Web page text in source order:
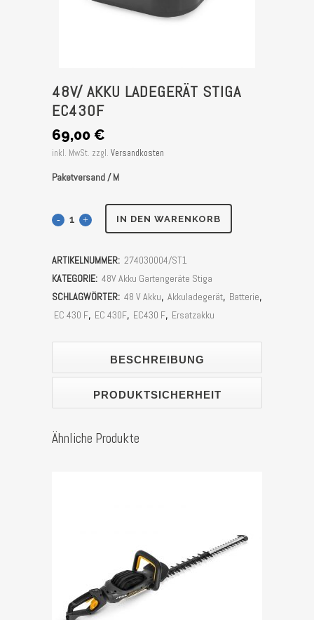
48V/ AKKU LADEGERÄT STIGA
EC430F
69,00 €
inkl. MwSt. zzgl. Versandkosten
Paketversand / M
48V/
Stiga
EC430F
IN DEN WARENKORB
ARTIKELNUMMER: 274030004/ST1
KATEGORIE: 48V Akku Gartengeräte Stiga
SCHLAGWÖRTER: 48 V Akku, Akkuladegerät, Batterie,
EC 430 F, EC 430F, EC430 F, Ersatzakku
BESCHREIBUNG
PRODUKTSICHERHEIT
Ähnliche Produkte